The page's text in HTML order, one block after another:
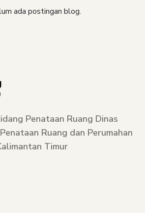
ada postingan blog.
Penataan Ruang Dinas
Ruang dan Perumahan
Timur